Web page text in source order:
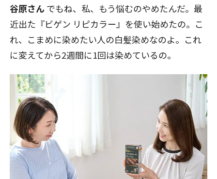
谷原さん でもね、私、もう悩むのやめたんだ。最
近出た『ビゲン リピカラー』を使い始めたの。こ
れ、こまめに染めたい人の白髪染めなのよ。これ
に変えてから2週間に1回は染めているの。